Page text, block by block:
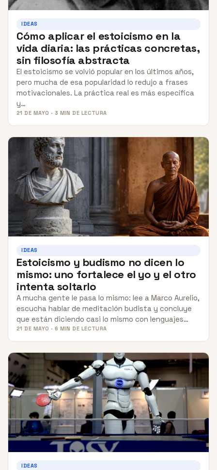
IDEAS
Cómo aplicar el estoicismo en la
vida diaria: las prácticas concretas,
sin filosofía abstracta
El estoicismo se volvió popular en los últimos años,
pero mucha de esa popularidad lo redujo a frases
motivacionales. La práctica real es más específica
y…
21 DE MAYO · 3 MIN DE LECTURA
IDEAS
Estoicismo y budismo no dicen lo
mismo: uno fortalece el yo y el otro
intenta soltarlo
A mucha gente le pasa lo mismo: lee a Marco Aurelio,
escucha hablar de meditación budista y concluye
que están diciendo casi lo mismo con lenguajes…
21 DE MAYO · 6 MIN DE LECTURA
IDEAS